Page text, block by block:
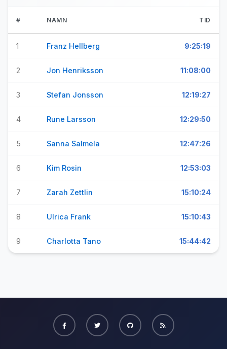
# NAMN TID
1 Franz Hellberg 9:25:19
2 Jon Henriksson 11:08:00
3 Stefan Jonsson 12:19:27
4 Rune Larsson 12:29:50
5 Sanna Salmela 12:47:26
6 Kim Rosin 12:53:03
7 Zarah Zettlin 15:10:24
8 Ulrica Frank 15:10:43
9 Charlotta Tano 15:44:42